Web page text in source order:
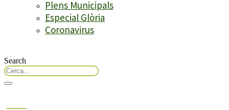
Plens Municipals
Especial Glòria
Coronavirus
Search